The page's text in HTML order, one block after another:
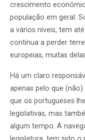
crescimento
população em geral.
a vários níveis, tem
continua a perder
europeias, muitas
Há um claro
apenas pelo que
que os portugueses
legislativas, mas
algum tempo. A